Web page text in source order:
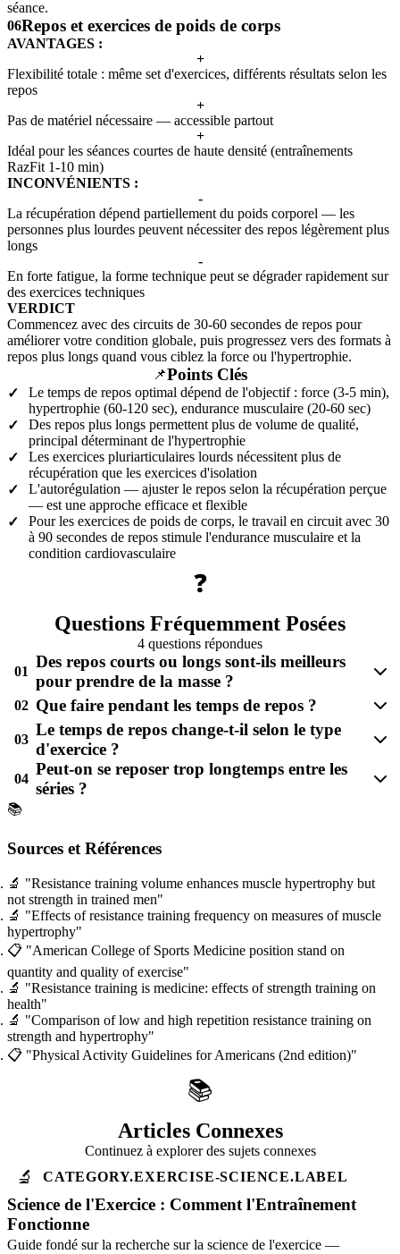
séance.
06Repos et exercices de poids de corps
AVANTAGES :
+
Flexibilité totale : même set d'exercices, différents résultats selon les
repos
+
Pas de matériel nécessaire — accessible partout
+
Idéal pour les séances courtes de haute densité (entraînements
RazFit 1-10 min)
INCONVÉNIENTS :
-
La récupération dépend partiellement du poids corporel — les
personnes plus lourdes peuvent nécessiter des repos légèrement plus
longs
-
En forte fatigue, la forme technique peut se dégrader rapidement sur
des exercices techniques
VERDICT
Commencez avec des circuits de 30-60 secondes de repos pour
améliorer votre condition globale, puis progressez vers des formats à
repos plus longs quand vous ciblez la force ou l'hypertrophie.
📌Points Clés
✓
Le temps de repos optimal dépend de l'objectif : force (3-5 min),
hypertrophie (60-120 sec), endurance musculaire (20-60 sec)
✓
Des repos plus longs permettent plus de volume de qualité,
principal déterminant de l'hypertrophie
✓
Les exercices pluriarticulaires lourds nécessitent plus de
récupération que les exercices d'isolation
✓
L'autorégulation — ajuster le repos selon la récupération perçue
— est une approche efficace et flexible
✓
Pour les exercices de poids de corps, le travail en circuit avec 30
à 90 secondes de repos stimule l'endurance musculaire et la
condition cardiovasculaire
❓
Questions Fréquemment Posées
4 questions répondues
01
Des repos courts ou longs sont-ils meilleurs
pour prendre de la masse ?
02 Que faire pendant les temps de repos ?
03
Le temps de repos change-t-il selon le type
d'exercice ?
04
Peut-on se reposer trop longtemps entre les
séries ?
📚
Sources et Références
🔬 "Resistance training volume enhances muscle hypertrophy but
not strength in trained men"
🔬 "Effects of resistance training frequency on measures of muscle
hypertrophy"
📋 "American College of Sports Medicine position stand on
quantity and quality of exercise"
🔬 "Resistance training is medicine: effects of strength training on
health"
🔬 "Comparison of low and high repetition resistance training on
strength and hypertrophy"
📋 "Physical Activity Guidelines for Americans (2nd edition)"
📚
Articles Connexes
Continuez à explorer des sujets connexes
🔬 CATEGORY.EXERCISE-SCIENCE.LABEL
Science de l'Exercice : Comment l'Entraînement
Fonctionne
Guide fondé sur la recherche sur la science de l'exercice —